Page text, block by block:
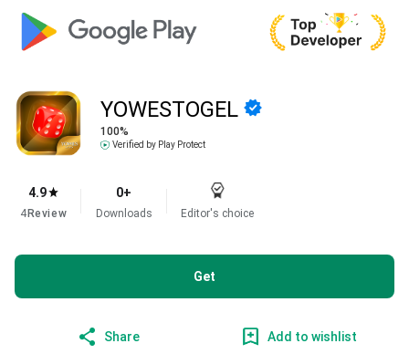
YOWESTOGEL
100%
Verified by Play Protect
4.9
4 Review
0+
Downloads Editor's choice
Get
Share Add to wishlist